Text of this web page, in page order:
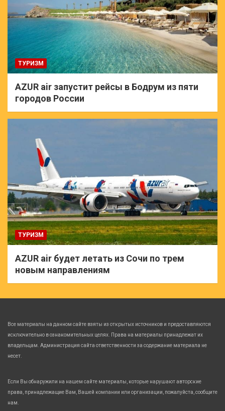
ТУРИЗМ
AZUR air запустит рейсы в Бодрум из пяти
городов России
ТУРИЗМ
AZUR air будет летать из Сочи по трем
новым направлениям
Все материалы на данном сайте взяты из открытых источников и предоставляются
исключительно в ознакомительных целях. Права на материалы принадлежат их
владельцам. Администрация сайта ответственности за содержание материала не
несет.
Если Вы обнаружили на нашем сайте материалы, которые нарушают авторские
права, принадлежащие Вам, Вашей компании или организации, пожалуйста, сообщите
нам.